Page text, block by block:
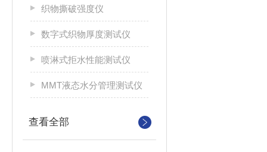
织物撕破强度仪
数字式织物厚度测试仪
喷淋式拒水性能测试仪
MMT液态水分管理测试仪
查看全部